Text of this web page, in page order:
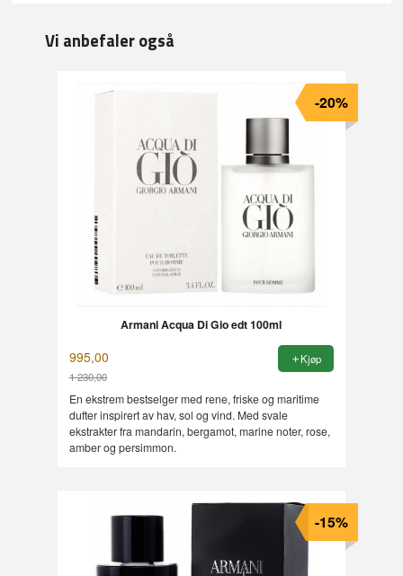
Vi anbefaler også
Armani Acqua Di Gio edt 100ml
995,00
1 230,00
Rabatt
-20%
Kjøp
En ekstrem bestselger med rene, friske og maritime
dufter inspirert av hav, sol og vind. Med svale
ekstrakter fra mandarin, bergamot, marine noter, rose,
amber og persimmon.
-15%